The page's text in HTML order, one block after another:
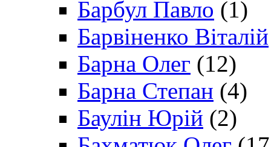
Барбул Павло (1)
Барвіненко Віталій
Барна Олег (12)
Барна Степан (4)
Баулін Юрій (2)